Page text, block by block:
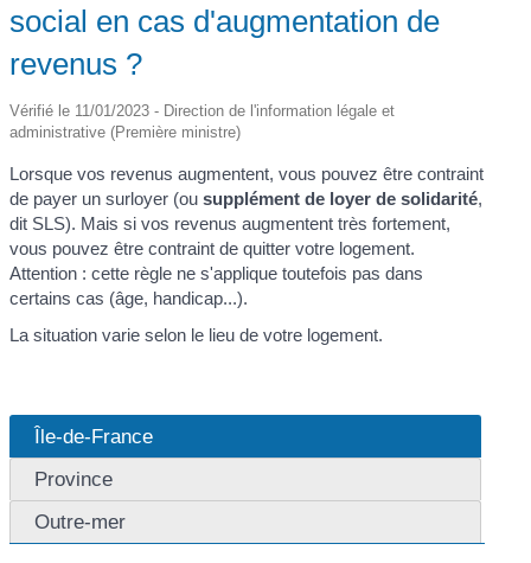
social en cas d'augmentation de
revenus ?
Vérifié le 11/01/2023 - Direction de l'information légale et
administrative (Première ministre)
Lorsque vos revenus augmentent, vous pouvez être contraint
de payer un surloyer (ousupplément de loyer de solidarité,
dit SLS). Mais si vos revenus augmentent très fortement,
vous pouvez être contraint de quitter votre logement.
Attention : cette règle ne s'applique toutefois pas dans
certains cas (âge, handicap...).
La situation varie selon le lieu de votre logement.
Île-de-France
Province
Outre-mer